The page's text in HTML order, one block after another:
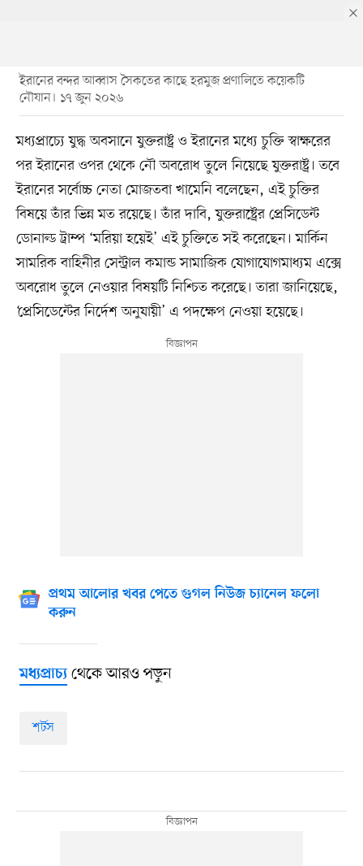
ইরানের বন্দর আব্বাস সৈকতের কাছে হরমুজ প্রণালিতে কয়েকটি
নৌযান। ১৭ জুন ২০২৬
মধ্যপ্রাচ্যে যুদ্ধ অবসানে যুক্তরাষ্ট্র ও ইরানের মধ্যে চুক্তি স্বাক্ষরের
পর ইরানের ওপর থেকে নৌ অবরোধ তুলে নিয়েছে যুক্তরাষ্ট্র। তবে
ইরানের সর্বোচ্চ নেতা মোজতবা খামেনি বলেছেন, এই চুক্তির
বিষয়ে তাঁর ভিন্ন মত রয়েছে। তাঁর দাবি, যুক্তরাষ্ট্রের প্রেসিডেন্ট
ডোনাল্ড ট্রাম্প ‘মরিয়া হয়েই’ এই চুক্তিতে সই করেছেন। মার্কিন
সামরিক বাহিনীর সেন্ট্রাল কমান্ড সামাজিক যোগাযোগমাধ্যম এক্সে
অবরোধ তুলে নেওয়ার বিষয়টি নিশ্চিত করেছে। তারা জানিয়েছে,
‘প্রেসিডেন্টের নির্দেশ অনুযায়ী’ এ পদক্ষেপ নেওয়া হয়েছে।
প্রথম আলোর খবর পেতে গুগল নিউজ চ্যানেল ফলো
করুন
মধ্যপ্রাচ্যথেকে আরও পড়ুন
শর্টস